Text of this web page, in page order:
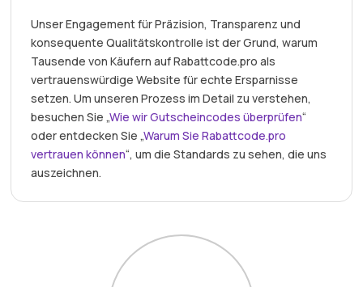
Unser Engagement für Präzision, Transparenz und
konsequente Qualitätskontrolle ist der Grund, warum
Tausende von Käufern auf Rabattcode.pro als
vertrauenswürdige Website für echte Ersparnisse
setzen. Um unseren Prozess im Detail zu verstehen,
besuchen Sie „Wie wir Gutscheincodes überprüfen“
oder entdecken Sie „Warum Sie Rabattcode.pro
vertrauen können“, um die Standards zu sehen, die uns
auszeichnen.